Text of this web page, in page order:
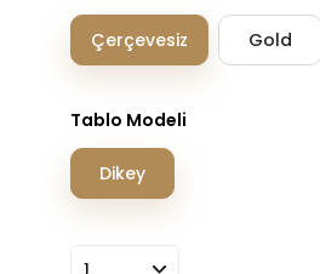
Çerçevesiz Gold
Tablo Modeli
Dikey